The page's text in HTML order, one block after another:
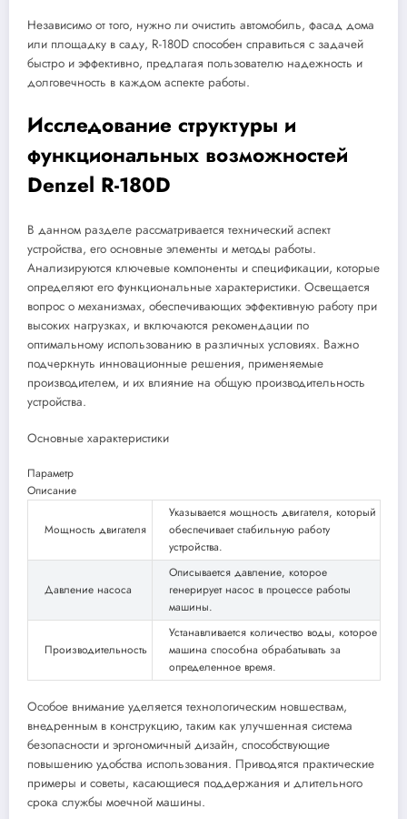
Независимо от того, нужно ли очистить автомобиль, фасад дома
или площадку в саду, R-180D способен справиться с задачей
быстро и эффективно, предлагая пользователю надежность и
долговечность в каждом аспекте работы.
Исследование структуры и
функциональных возможностей
Denzel R-180D
В данном разделе рассматривается технический аспект
устройства, его основные элементы и методы работы.
Анализируются ключевые компоненты и спецификации, которые
определяют его функциональные характеристики. Освещается
вопрос о механизмах, обеспечивающих эффективную работу при
высоких нагрузках, и включаются рекомендации по
оптимальному использованию в различных условиях. Важно
подчеркнуть инновационные решения, применяемые
производителем, и их влияние на общую производительность
устройства.
Основные характеристики
Параметр
Описание
Мощность двигателя
Указывается мощность двигателя, который
обеспечивает стабильную работу
устройства.
Давление насоса
Описывается давление, которое
генерирует насос в процессе работы
машины.
Производительность
Устанавливается количество воды, которое
машина способна обрабатывать за
определенное время.
Особое внимание уделяется технологическим новшествам,
внедренным в конструкцию, таким как улучшенная система
безопасности и эргономичный дизайн, способствующие
повышению удобства использования. Приводятся практические
примеры и советы, касающиеся поддержания и длительного
срока службы моечной машины.